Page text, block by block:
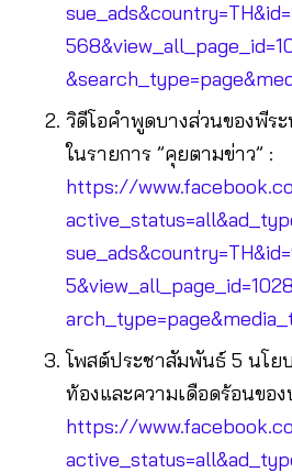
วิดีโอคำพูดบางส่วนของพีร
ในรายการ ”คุยตามข่าว” :
https://
โพสต์ประชาสัมพันธ์ 5 นโ
ท้องและความเดือดร้อนขอ
https://